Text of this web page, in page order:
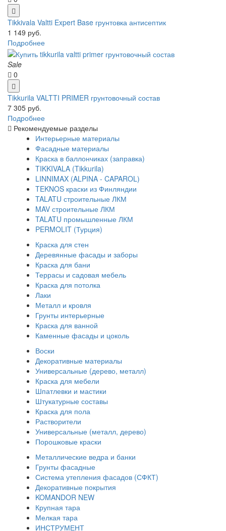
Tikkivala Valtti Expert Base грунтовка антисептик
1 149 руб.
Подробнее
Sale
0
Tikkurila VALTTI PRIMER грунтовочный состав
7 305 руб.
Подробнее
Рекомендуемые разделы
Интерьерные материалы
Фасадные материалы
Краска в баллончиках (заправка)
TIKKIVALA (Tikkurila)
LINNIMAX (ALPINA - CAPAROL)
TEKNOS краски из Финляндии
TALATU строительные ЛКМ
MAV строительные ЛКМ
TALATU промышленные ЛКМ
PERMOLIT (Турция)
Краска для стен
Деревянные фасады и заборы
Краска для бани
Террасы и садовая мебель
Краска для потолка
Лаки
Металл и кровля
Грунты интерьерные
Краска для ванной
Каменные фасады и цоколь
Воски
Декоративные материалы
Универсальные (дерево, металл)
Краска для мебели
Шпатлевки и мастики
Штукатурные составы
Краска для пола
Растворители
Универсальные (металл, дерево)
Порошковые краски
Металлические ведра и банки
Грунты фасадные
Система утепления фасадов (СФКТ)
Декоративные покрытия
KOMANDOR NEW
Крупная тара
Мелкая тара
ИНСТРУМЕНТ